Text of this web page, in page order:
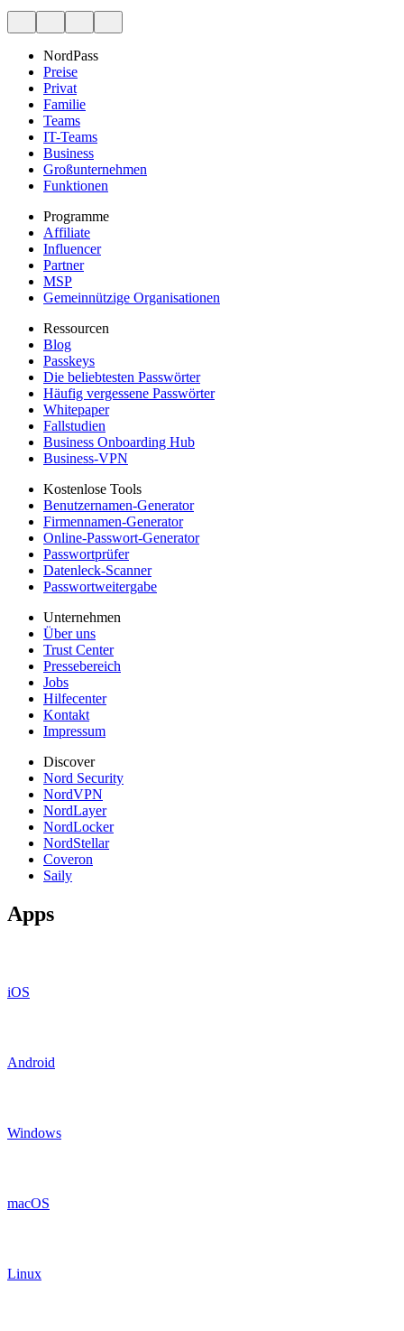
NordPass
Preise
Privat
Familie
Teams
IT-Teams
Business
Großunternehmen
Funktionen
Programme
Affiliate
Influencer
Partner
MSP
Gemeinnützige Organisationen
Ressourcen
Blog
Passkeys
Die beliebtesten Passwörter
Häufig vergessene Passwörter
Whitepaper
Fallstudien
Business Onboarding Hub
Business-VPN
Kostenlose Tools
Benutzernamen-Generator
Firmennamen-Generator
Online-Passwort-Generator
Passwortprüfer
Datenleck-Scanner
Passwortweitergabe
Unternehmen
Über uns
Trust Center
Pressebereich
Jobs
Hilfecenter
Kontakt
Impressum
Discover
Nord Security
NordVPN
NordLayer
NordLocker
NordStellar
Coveron
Saily
Apps
iOS
Android
Windows
macOS
Linux